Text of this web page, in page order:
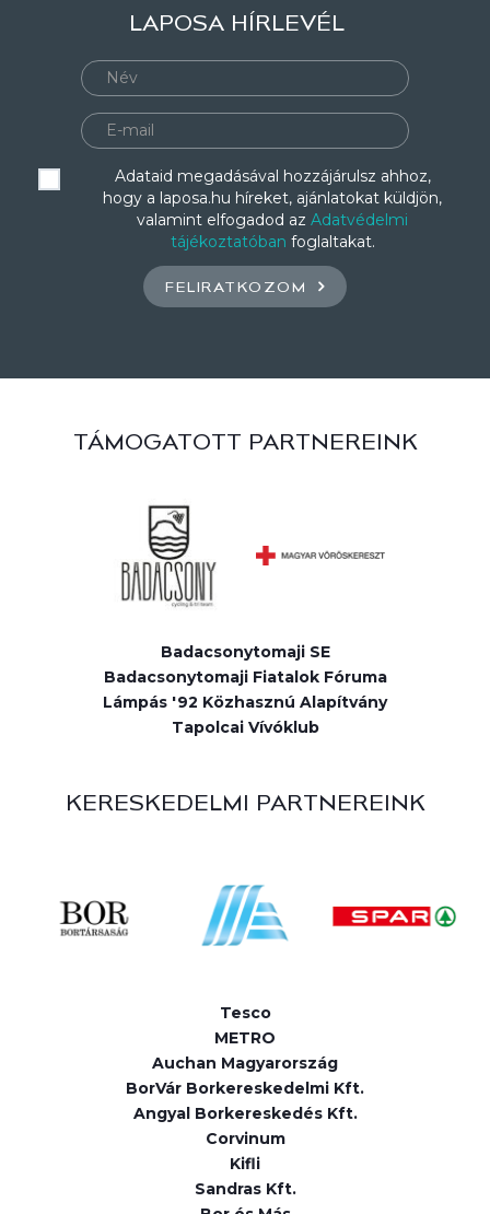
LAPOSA HÍRLEVÉL
Adataid megadásával hozzájárulsz ahhoz,
hogy a laposa.hu híreket, ajánlatokat küldjön,
valamint elfogadod az Adatvédelmi
tájékoztatóban foglaltakat.
FELIRATKOZOM
TÁMOGATOTT PARTNEREINK
Badacsonytomaji SE
Badacsonytomaji Fiatalok Fóruma
Lámpás '92 Közhasznú Alapítvány
Tapolcai Vívóklub
KERESKEDELMI PARTNEREINK
Tesco
METRO
Auchan Magyarország
BorVár Borkereskedelmi Kft.
Angyal Borkereskedés Kft.
Corvinum
Kifli
Sandras Kft.